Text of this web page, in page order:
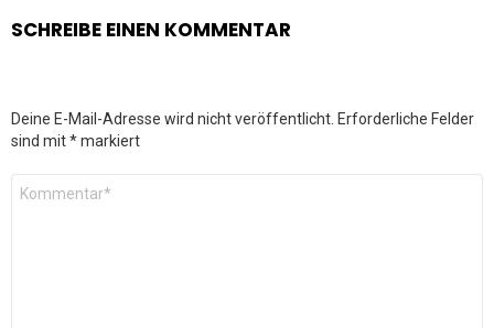
SCHREIBE EINEN KOMMENTAR
Deine E-Mail-Adresse wird nicht veröffentlicht. Erforderliche Felder
sind mit*markiert
Kommentar